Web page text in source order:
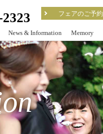
News & Information Memory
フェアのご予約